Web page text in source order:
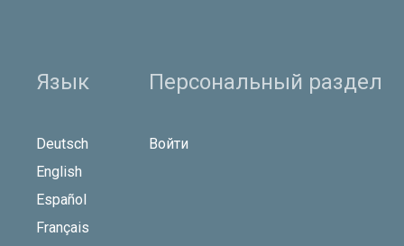
Язык
Deutsch
English
Español
Français
Персональный раздел
Войти